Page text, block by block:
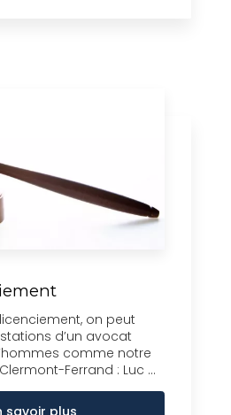
on peut
d’un avocat
comme notre
Ferrand : Luc ...
savoir plus